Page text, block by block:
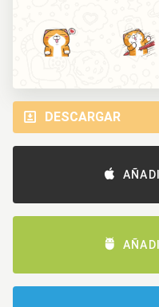
DESCARGAR